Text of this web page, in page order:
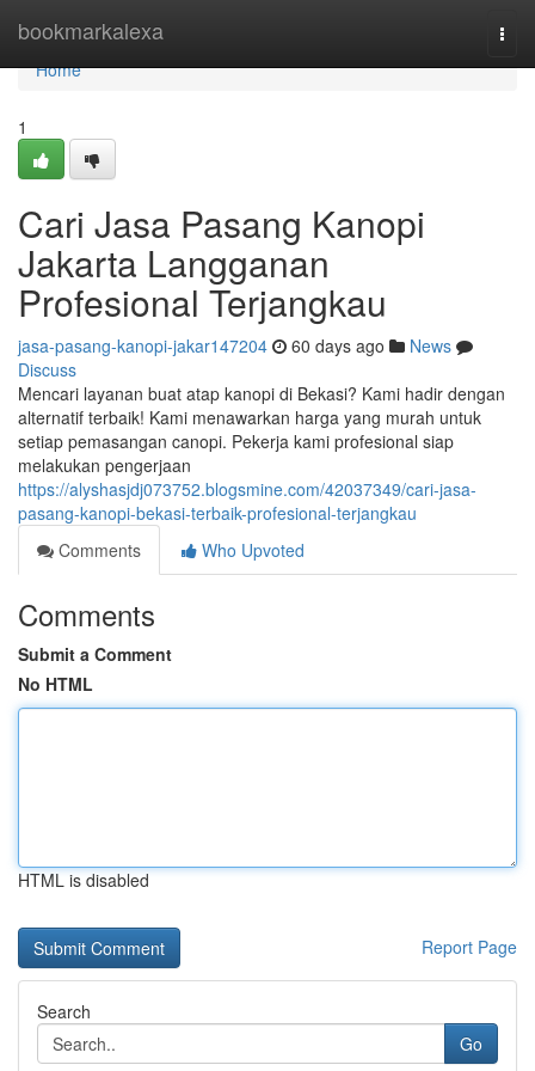
bookmarkalexa
Home
Home
1
Cari Jasa Pasang Kanopi
Jakarta Langganan
Profesional Terjangkau
jasa-pasang-kanopi-jakar147204 60 days ago
News
Discuss
Mencari layanan buat atap kanopi di Bekasi? Kami hadir dengan
alternatif terbaik! Kami menawarkan harga yang murah untuk
setiap pemasangan canopi. Pekerja kami profesional siap
melakukan pengerjaan
https://alyshasjdj073752.blogsmine.com/42037349/cari-jasa-
pasang-kanopi-bekasi-terbaik-profesional-terjangkau
Comments
Who Upvoted
Comments
Submit a Comment
No HTML
HTML is disabled
Report Page
Search
Go